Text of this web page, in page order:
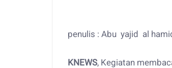
penulis : Abu yajid al
KNEWS, Kegiatan